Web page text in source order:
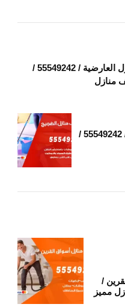
شركات تنظيف منازل العارضية / 55549242 /
منازل
شركات تنظيف منازل الضجيج / 55549242 /
/